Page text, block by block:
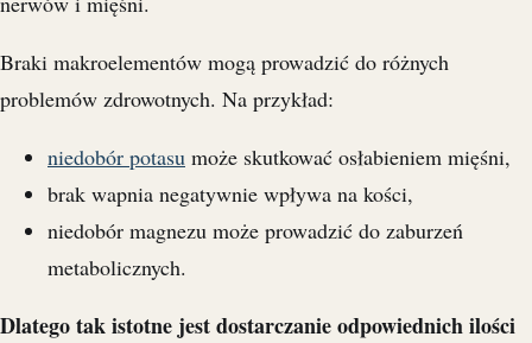
Braki makroelementów mogą prowadzić do różnych
problemów zdrowotnych. Na przykład:
niedobór potasu może skutkować osłabieniem mięśni,
brak wapnia negatywnie wpływa na kości,
niedobór magnezu może prowadzić do zaburzeń
metabolicznych.
Dlatego tak istotne jest dostarczanie odpowiednich ilości